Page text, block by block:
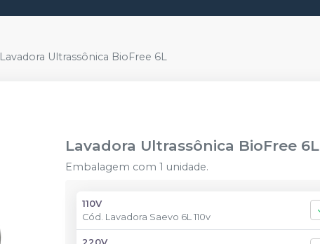
Lavadora Ultrassônica BioFree 6L
Lavadora Ultrassônica BioFree 6L
Embalagem com 1 unidade.
110V
Cód. Lavadora Saevo 6L 110v